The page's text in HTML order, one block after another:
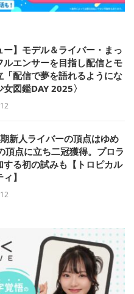
ー】モデル＆ライバー・まっ
ルエンサーを目指し配信とモ
「配信で夢を語れるようにな
図鑑DAY 2025〉
新人ライバーの頂点はゆめ
頂点に立ち二冠獲得。プロラ
する初の試みも【トロピカル
】